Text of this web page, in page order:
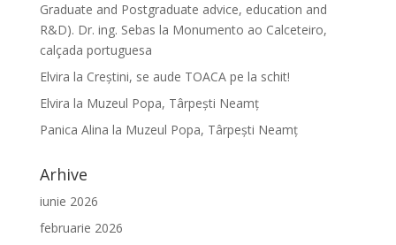
Graduate and Postgraduate advice, education and
R&D). Dr. ing. Sebas la Monumento ao Calceteiro,
calçada portuguesa
Elvira la Creştini, se aude TOACA pe la schit!
Elvira la Muzeul Popa, Târpeşti Neamţ
Panica Alina la Muzeul Popa, Târpeşti Neamţ
Arhive
iunie 2026
februarie 2026